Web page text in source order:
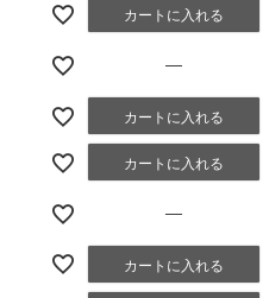
カートに入れる
—
カートに入れる
カートに入れる
—
カートに入れる